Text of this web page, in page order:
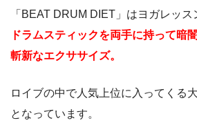
「BEAT DRUM DIET」はヨガレッス
ドラムスティックを両手に持って暗
斬新なエクササイズ。
ロイブの中で人気上位に入ってくる
となっています。